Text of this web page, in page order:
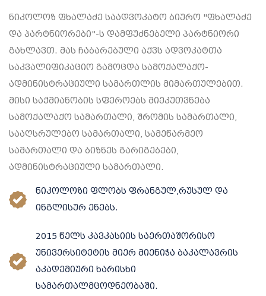
ნიკოლოზ ფხალაძე საადვოკატო ბიურო "ფხალაძე
და პარტნიორები"-ს დამფუძნებელი პარტნიორი
გახლავთ. მას ჩაბარებული აქვს ადვოკატთა
საკვალიფიკაციო გამოცდა სამოქალაქო-
ადმინისტრაციული სამართლის მიმართულებით.
მისი საქმიანობის სფეროებს მიეკუთვნება
სამოქალაქო სამართალი, შრომის სამართალი,
სააღსრულებო სამართალი, სამეწარმეო
სამართალი და ბიზნეს გარიგებები,
ადმინისტრაციული სამართალი.
ნიკოლოზი ფლობს ფრანგულ,რუსულ და
ინგლისურ ენებს.
2015 წელს კავკასიის საერთაშორისო
უნივერსიტეტის მიერ მიენიჭა ბაკალავრის
აკადემიური ხარისხი
სამართალმცოდნეობაში.
მემკვიდრეობით დავებთან
დაკავშირებით სასამართლოში
წარმომადგენლობა
კონსულტაციები,
მოლაპარაკების წარმოება,
ადმინისტრაციულ ორგანოებსა
და სასამართლოში
წარმომადგენლობა
საკორპორაციო სამართლის
სხვადასხვა საკითხებზე/დავებზე
ᲒᲐᲘᲒᲔ ᲛᲔᲢᲘ